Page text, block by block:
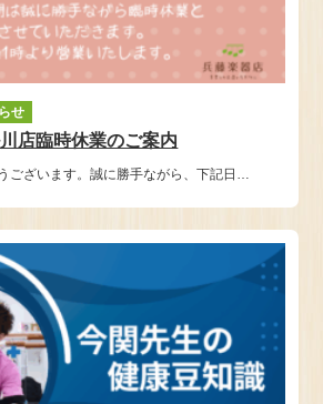
せ
店臨時休業のご案内
ございます。誠に勝手ながら、下記日…